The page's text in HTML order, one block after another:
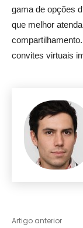
gama de opções
que melhor
convites virtuais
Artigo anterior